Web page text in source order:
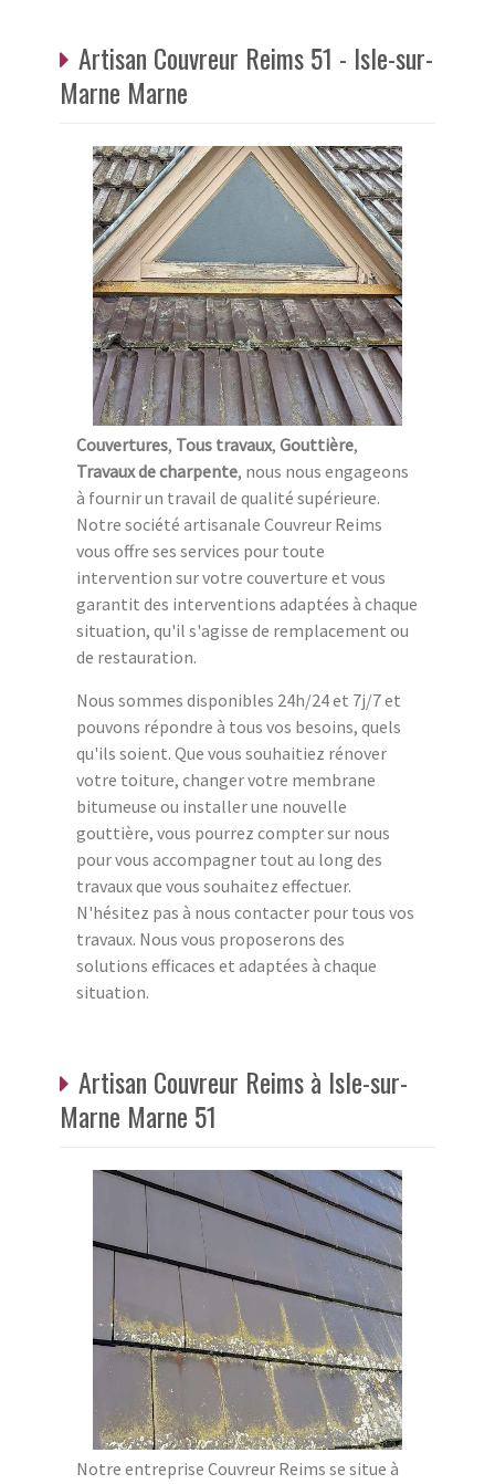
Artisan Couvreur Reims 51 - Isle-sur-
Marne Marne
Couvertures, Tous travaux, Gouttière,
Travaux de charpente, nous nous engageons
à fournir un travail de qualité supérieure.
Notre société artisanale Couvreur Reims
vous offre ses services pour toute
intervention sur votre couverture et vous
garantit des interventions adaptées à chaque
situation, qu'il s'agisse de remplacement ou
de restauration.
Nous sommes disponibles 24h/24 et 7j/7 et
pouvons répondre à tous vos besoins, quels
qu'ils soient. Que vous souhaitiez rénover
votre toiture, changer votre membrane
bitumeuse ou installer une nouvelle
gouttière, vous pourrez compter sur nous
pour vous accompagner tout au long des
travaux que vous souhaitez effectuer.
N'hésitez pas à nous contacter pour tous vos
travaux. Nous vous proposerons des
solutions efficaces et adaptées à chaque
situation.
Artisan Couvreur Reims à Isle-sur-
Marne Marne 51
Notre entreprise Couvreur Reims se situe à